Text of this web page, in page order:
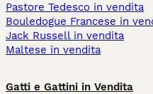
Pastore Tedesco in vendita
Bouledogue Francese in
Jack Russell in vendita
Maltese in vendita
Gatti e Gattini in Vendita